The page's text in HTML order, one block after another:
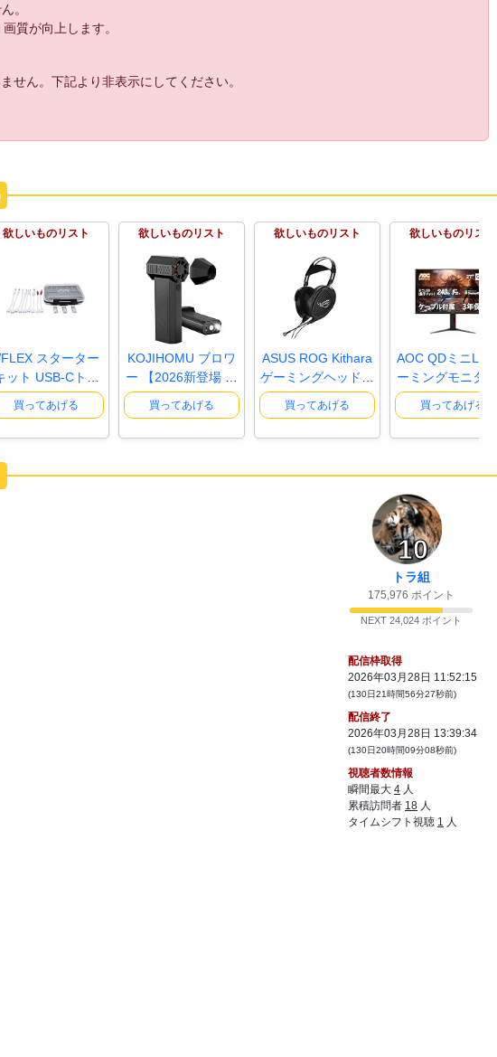
。
質が向上します。
せん。下記より非表示にしてください。
欲しいものリスト
スターター
ット USB-Cトリ
ガーケーブル
買ってあげる
欲しいものリスト
KOJIHOMU ブロワ
ー 【2026新登場 超
小型で爆風..
買ってあげる
欲しいものリスト
ASUS ROG Kithara
ゲーミングヘッドセ
ット / 1..
買ってあげる
欲しいものリスト
AOC QDミニ
ーミングモニタ
7インチ, Q..
買ってあげる
10
トラ組
175,976 ポイント
NEXT 24,024 ポイント
配信枠取得
2026年03月28日 11:52:15
(130日21時間56分27秒前)
配信終了
2026年03月28日 13:39:34
(130日20時間09分08秒前)
視聴者数情報
瞬間最大 4 人
累積訪問者 18 人
タイムシフト視聴 1 人